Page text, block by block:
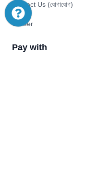
Contact Us (যোগাযোগ)
Career
Pay with